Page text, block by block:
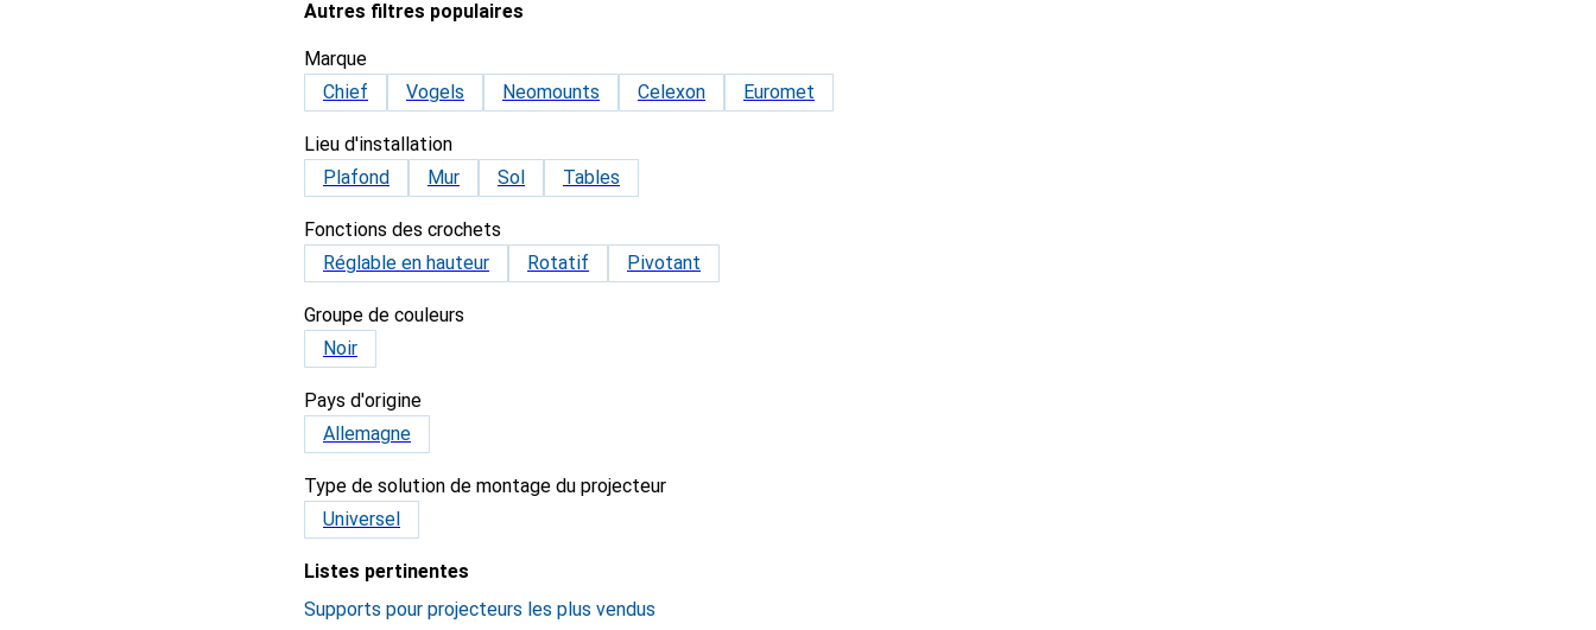
Autres filtres populaires
Marque
Chief
Vogels Neomounts Celexon Euromet
Lieu d'installation
Plafond
Mur Sol Tables
Fonctions des crochets
Réglable en hauteur
Rotatif Pivotant
Groupe de couleurs
Noir
Pays d'origine
Allemagne
Type de solution de montage du projecteur
Universel
Listes pertinentes
Supports pour projecteurs les plus vendus